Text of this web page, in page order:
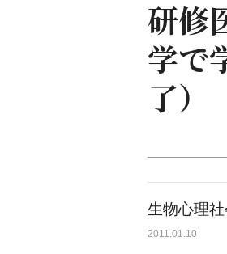
研修
学で
了）
生物心理
2011.01.10